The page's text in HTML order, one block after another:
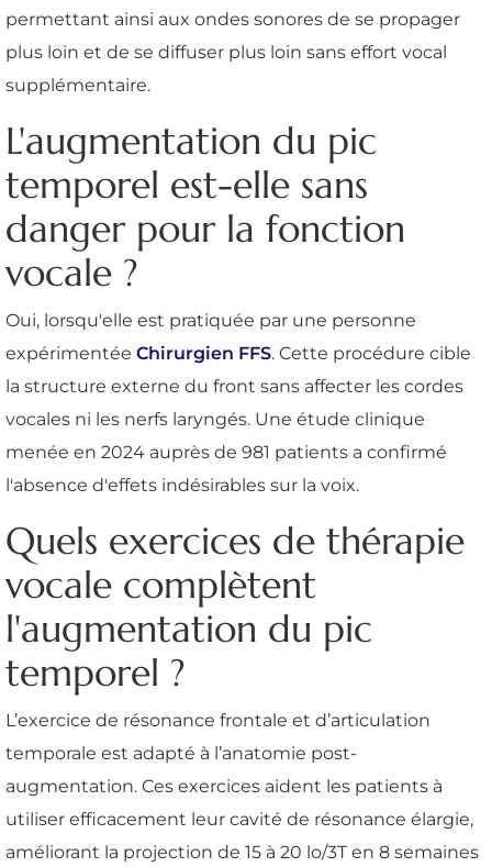
permettant ainsi aux ondes sonores de se propager
plus loin et de se diffuser plus loin sans effort vocal
supplémentaire.
L'augmentation du pic
temporel est-elle sans
danger pour la fonction
vocale ?
Oui, lorsqu'elle est pratiquée par une personne
expérimentée Chirurgien FFS. Cette procédure cible
la structure externe du front sans affecter les cordes
vocales ni les nerfs laryngés. Une étude clinique
menée en 2024 auprès de 981 patients a confirmé
l'absence d'effets indésirables sur la voix.
Quels exercices de thérapie
vocale complètent
l'augmentation du pic
temporel ?
L’exercice de résonance frontale et d’articulation
temporale est adapté à l’anatomie post-
augmentation. Ces exercices aident les patients à
utiliser efficacement leur cavité de résonance élargie,
améliorant la projection de 15 à 20 lo/3T en 8 semaines